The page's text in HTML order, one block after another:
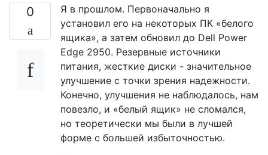
0
Я в прошлом. Первоначально я
установил его на некоторых ПК «белого
ящика», а затем обновил до Dell Power
Edge 2950. Резервные источники
питания, жесткие диски - значительное
улучшение с точки зрения надежности.
Конечно, улучшения не наблюдалось, нам
повезло, и «белый ящик» не сломался,
но теоретически мы были в лучшей
форме с большей избыточностью.